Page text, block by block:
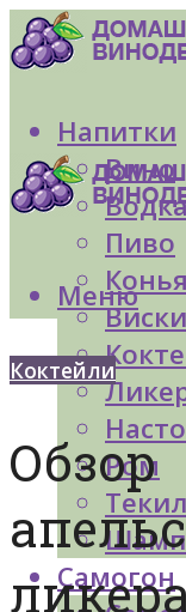
Напитки
Вино
Пиво
Виски
Ром
Самогон
Меню
Коктейли
Обзор